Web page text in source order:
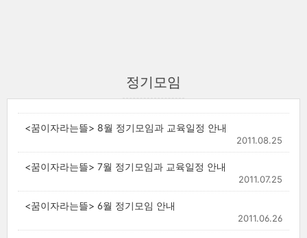
정기모임
<꿈이자라는뜰> 8월 정기모임과 교육일정 안내
2011.08.25
<꿈이자라는뜰> 7월 정기모임과 교육일정 안내
2011.07.25
<꿈이자라는뜰> 6월 정기모임 안내
2011.06.26